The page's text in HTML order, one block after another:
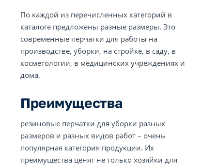
По каждой из перечисленных категорий в
каталоге предложены разные размеры. Это
современные перчатки для работы на
производстве, уборки, на стройке, в саду, в
косметологии, в медицинских учреждениях и
дома.
Преимущества
резиновые перчатки для уборки разных
размеров и разных видов работ – очень
популярная категория продукции. Их
преимущества ценят не только хозяйки для